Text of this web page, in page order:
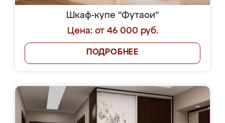
Шкаф-купе "Футаои"
Цена: от 46 000 руб.
ПОДРОБНЕЕ